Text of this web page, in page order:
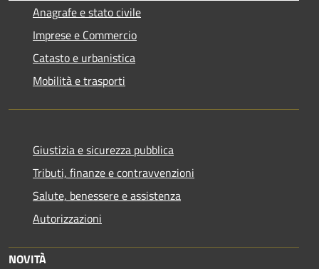
Anagrafe e stato civile
Imprese e Commercio
Catasto e urbanistica
Mobilità e trasporti
Giustizia e sicurezza pubblica
Tributi, finanze e contravvenzioni
Salute, benessere e assistenza
Autorizzazioni
NOVITÀ